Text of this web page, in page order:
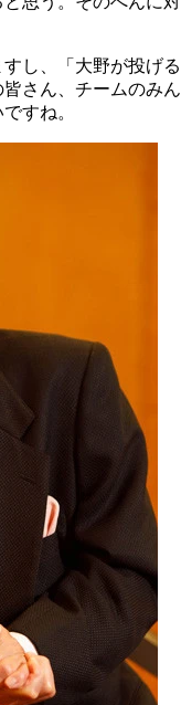
し、「大野が投げる
さん、チームのみん
すね。